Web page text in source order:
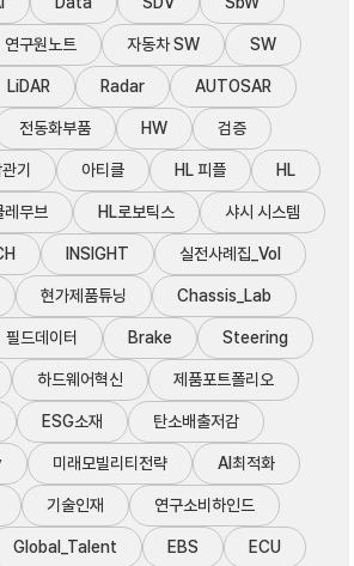
연구원노트 자동차 SW SW
LiDAR Radar AUTOSAR
전동화부품 HW 검증
기 아티클 HL 피플 HL
레무브 HL로보틱스 샤시 시스템
INSIGHT 실전사례집_Vol
현가제품튜닝 Chassis_Lab
필드데이터 Brake Steering
하드웨어혁신 제품포트폴리오
ESG소재 탄소배출저감
미래모빌리티전략 AI최적화
기술인재 연구소비하인드
Global_Talent EBS ECU